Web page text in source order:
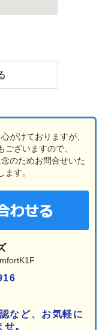
がけておりますが、
ざいますので、
のためお問合せいた
す。
など、お気軽に
。